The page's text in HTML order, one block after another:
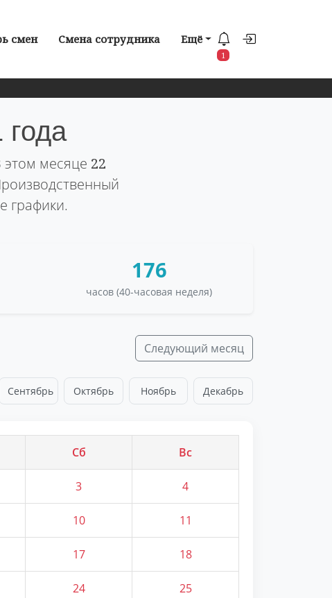
смен Смена сотрудника Ещё
1
года
этом месяце 22
графики.
176
часов (40-часовая неделя)
Следующий месяц
Сентябрь Октябрь Ноябрь Декабрь
Сб Вс
3 4
10 11
17 18
24 25